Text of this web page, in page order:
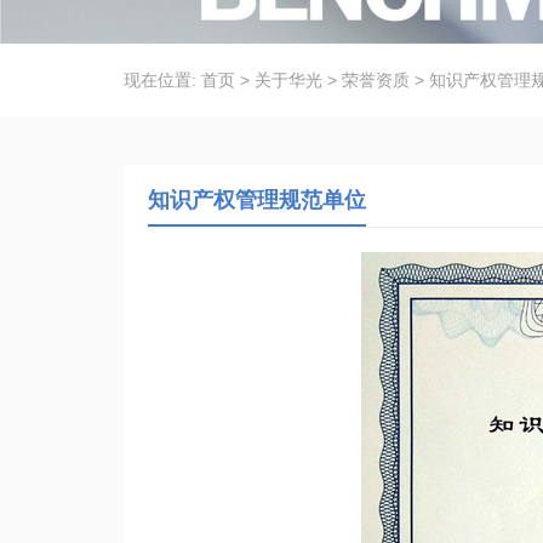
现在位置: 首页 > 关于华光 > 荣誉资质 > 知识产权管理
知识产权管理规范单位